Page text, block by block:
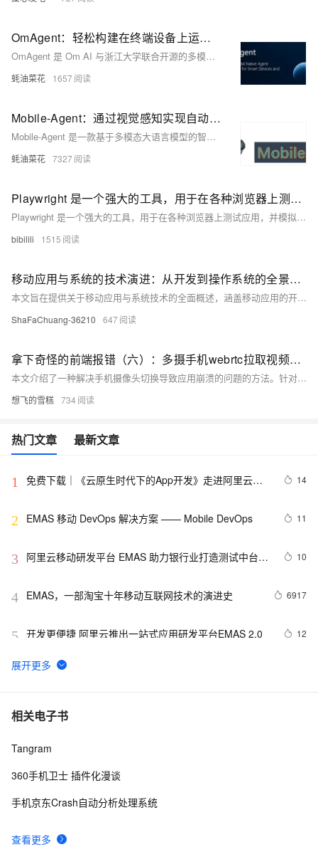
OmAgent：轻松构建在终端设备上运行的 AI 应用，赋能手机、穿戴设备、摄像头等多种设备
OmAgent 是 Om AI 与浙江大学联合开源的多模态语言代理框架，支持多设备连接、高效模型集成，助力开发者快速构建复杂的多模态代理应用。
蚝油菜花 1657
Mobile-Agent：通过视觉感知实现自动化手机操作，支持多应用跨平台
Mobile-Agent 是一款基于多模态大语言模型的智能代理，能够通过视觉感知自主完成复杂的移动设备操作任务，支持跨应用操作和纯视觉解决方案。
蚝油菜花 7327
Playwright 是一个强大的工具，用于在各种浏览器上测试应用，并模拟真实设备如手机和平板。通过配置 `playwright.devices`，可以轻松模拟不同设备的用户代理、屏幕尺寸、视口等特性。此外，Playwright 还支持模拟地理位置、区域设置、时区、权限（如通知）和配色方案，使测试更加全面和真实。例如，可以在配置文件中设置全局的区域设置和时区，然后在特定测试中进行覆盖。同时，还可以动态更改地理位置和媒体类型，以适应不同的测试需求。
Playwright 是一个强大的工具，用于在各种浏览器上测试应用，并模拟真实设备如手机和平板。通过配置 `playwright.devices`，可以轻松模拟不同设备的用户代理、屏幕尺寸、视口等特性。此外，Playwright 还支持模拟地理位置、区域设置、时区、权限（如通知）和配色方案，使测试更加全面和真实。例如，可以在配置文件中设置全局的区域设置和时区，然后在特定测试中进行覆盖。同时，还可以动态更改地理位置和媒体类型，以适应不同的测试需求。
bibilili 1515
移动应用与系统的技术演进：从开发到操作系统的全景解析随着智能手机和平板电脑的普及，移动应用（App）已成为人们日常生活中不可或缺的一部分。无论是社交、娱乐、购物还是办公，移动应用都扮演着重要的角色。而支撑这些应用运行的，正是功能强大且复杂的移动操作系统。本文将深入探讨移动应用的开发过程及其背后的操作系统机制，揭示这一领域的技术演进。
本文旨在提供关于移动应用与系统技术的全面概述，涵盖移动应用的开发生命周期、主要移动操作系统的特点以及它们之间的竞争关系。我们将探讨如何高效地开发移动应用，并分析iOS和Android两大主流操作系统的技术优势与局限。同时，本文还将讨论跨平台解决方案的兴起及其对移动开发领域的影响。通过这篇技术性文章，读者将获得对移动应用开发及操作系统深层理解的钥匙。
ShaFaChuang-36210 647
拿下奇怪的前端报错（六）：多摄手机webrtc拉取视频流会导致应用崩溃，从而无法进行人像扫描
本文介绍了一种解决手机摄像头切换导致应用崩溃的问题的方法。针对不支持facingMode配置的四摄手机，通过缓存和序号切换的方式，确保应用在特定设备上不会频繁崩溃，提升用户体验。
想飞的雪糕 734
热门文章 最新文章
1
免费下载｜《云原生时代下的App开发》走进阿里云一
14
2 EMAS 移动 DevOps 解决方案 —— Mobile DevOps 11
3
阿里云移动研发平台 EMAS 助力银行业打造测试中台，
10
4 EMAS，一部淘宝十年移动互联网技术的演进史 6917
5 开发更便捷 阿里云推出一站式应用研发平台EMAS 2.0 12
6
阿里云 EMAS HTTPDNS 联合函数计算重磅推出
7 EMAS移动测试-远程真机篇
8 阿里云EMAS远程日志发布新功能（支持移动端设备主动
APP等项目测试
相关电子书
查看更多
Tangram
360手机卫士 插件化漫谈
手机京东Crash自动分析处理系统